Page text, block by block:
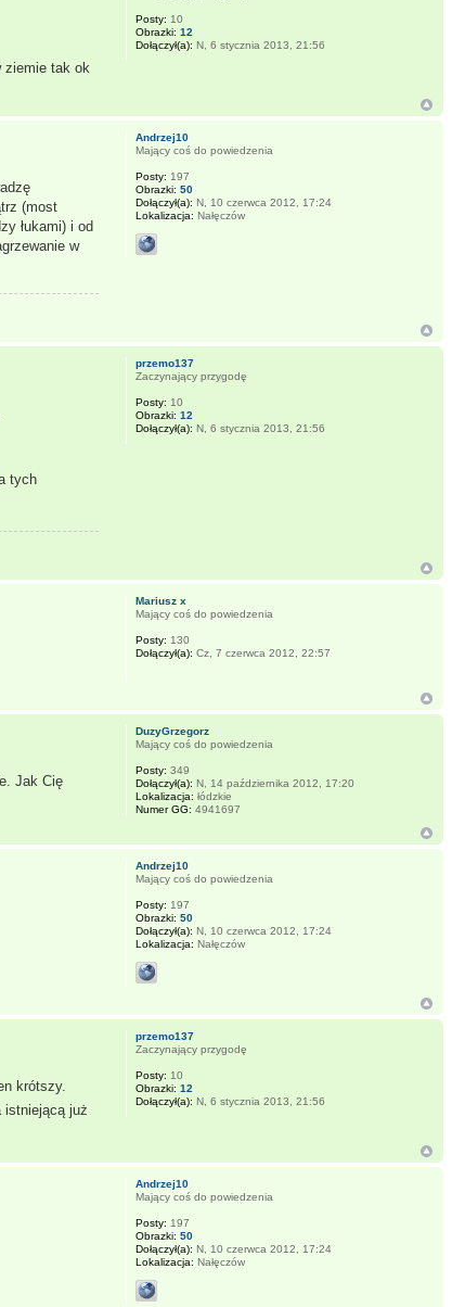
ziemie tak ok
Posty: 10
Obrazki: 12
Dołączył(a): N, 6 stycznia 2013, 21:56
(most
łukami) i od
w
Andrzej10
Mający coś do powiedzenia
Posty: 197
Obrazki: 50
Dołączył(a): N, 10 czerwca 2012, 17:24
Lokalizacja: Nałęczów
tych
przemo137
Zaczynający przygodę
Posty: 10
Obrazki: 12
Dołączył(a): N, 6 stycznia 2013, 21:56
Mariusz x
Mający coś do powiedzenia
Posty: 130
Dołączył(a): Cz, 7 czerwca 2012, 22:57
Jak Cię
DuzyGrzegorz
Mający coś do powiedzenia
Posty: 349
Dołączył(a): N, 14 października 2012, 17:20
Lokalizacja: łódzkie
Numer GG: 4941697
Andrzej10
Mający coś do powiedzenia
Posty: 197
Obrazki: 50
Dołączył(a): N, 10 czerwca 2012, 17:24
Lokalizacja: Nałęczów
krótszy.
istniejącą już
przemo137
Zaczynający przygodę
Posty: 10
Obrazki: 12
Dołączył(a): N, 6 stycznia 2013, 21:56
Andrzej10
Mający coś do powiedzenia
Posty: 197
Obrazki: 50
Dołączył(a): N, 10 czerwca 2012, 17:24
Lokalizacja: Nałęczów